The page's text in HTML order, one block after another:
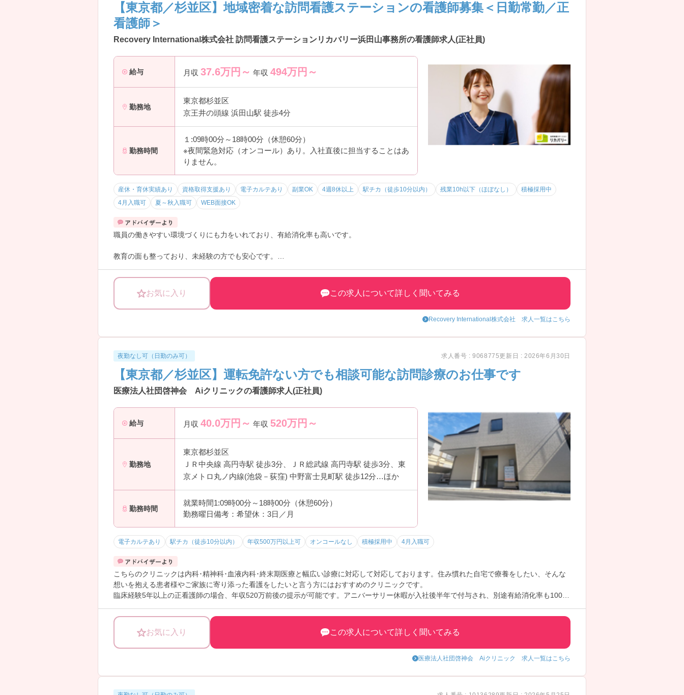
【東京都／杉並区】地域密着な訪問看護ステーションの看護師募集＜日勤常勤／正
看護師＞
Recovery International株式会社 訪問看護ステーションリカバリー浜田山事務所の看護師求人(正社員)
給与 月収 37.6万円～ 年収 494万円～
勤務地
東京都杉並区
京王井の頭線 浜田山駅 徒歩4分
勤務時間
１:09時00分～18時00分（休憩60分）
※夜間緊急対応（オンコール）あり。入社直後に担当することはあ
りません。
産休・育休実績あり 資格取得支援あり 電子カルテあり 副業OK 4週8休以上 駅チカ（徒歩10分以内） 残業10h以下（ほぼなし）
積極採用中
4月入職可
夏～秋入職可 WEB面接OK
職員の働きやすい環境づくりにも力をいれており、有給消化率も高いです。
教育の面も整っており、未経験の方でも安心です。
ご興味ある方には、面接対策ポイントなど、詳細をお話しいたしますのでお気軽にご相談ください。
お気に入り この求人について詳しく聞いてみる
Recovery International株式会社 求人一覧はこちら
夜勤なし可（日勤のみ可） 求人番号 : 9068775更新日 : 2026年6月30日
【東京都／杉並区】運転免許ない方でも相談可能な訪問診療のお仕事です
医療法人社団啓神会 Aiクリニックの看護師求人(正社員)
給与 月収 40.0万円～ 年収 520万円～
勤務地
東京都杉並区
ＪＲ中央線 高円寺駅 徒歩3分、ＪＲ総武線 高円寺駅 徒歩3分、東
京メトロ丸ノ内線(池袋－荻窪) 中野富士見町駅 徒歩12分…ほか
勤務時間
就業時間1:09時00分～18時00分（休憩60分）
勤務曜日備考：希望休：3日／月
電子カルテあり 駅チカ（徒歩10分以内） 年収500万円以上可 オンコールなし 積極採用中 4月入職可
こちらのクリニックは内科･精神科･血液内科･終末期医療と幅広い診療に対応して対応しております。住み慣れた自宅で療養をしたい、そんな
想いを抱える患者様やご家族に寄り添った看護をしたいと言う方にはおすすめのクリニックです。
臨床経験5年以上の正看護師の場合、年収520万前後の提示が可能です。アニバーサリー休暇が入社後半年で付与され、別途有給消化率も100％
お気に入り この求人について詳しく聞いてみる
医療法人社団啓神会 Aiクリニック 求人一覧はこちら